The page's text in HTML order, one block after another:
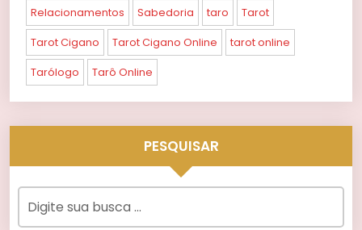
Relacionamentos Sabedoria taro Tarot
Tarot Cigano Tarot Cigano Online tarot online
Tarólogo Tarô Online
PESQUISAR